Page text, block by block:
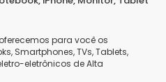
oferecemos para você os
Smartphones, TVs, Tablets,
eletrônicos de Alta